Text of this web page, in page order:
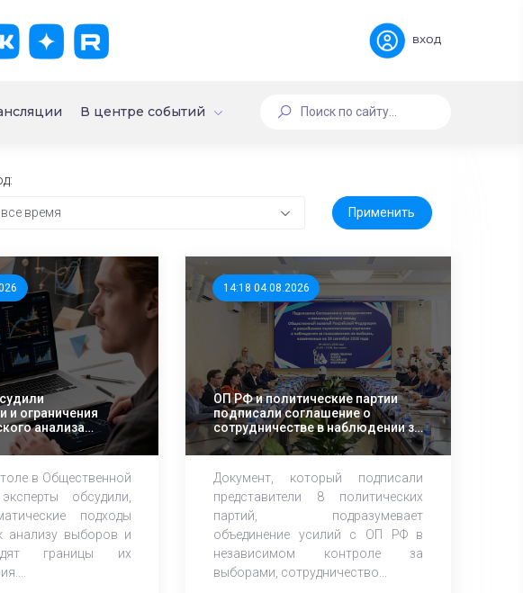
вход
В центре событий
время
и ограничения
анализа
кампаний
в Общественной
обсудили,
подходы
анализу выборов и
границы их
14:18 04.08.2026
ОП РФ и политические партии
подписали соглашение о
сотрудничестве в наблюдении за
выборами в Госдуму РФ
Документ, который подписали
представители 8 политических
партий, подразумевает
объединение усилий с ОП РФ в
независимом контроле за
выборами, сотрудничество...